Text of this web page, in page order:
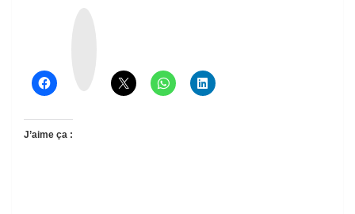
J’aime ça :